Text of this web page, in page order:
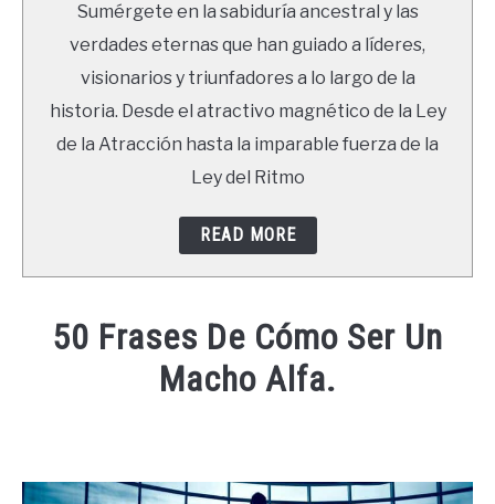
NEWSLETTER
Sumérgete en la sabiduría ancestral y las
verdades eternas que han guiado a líderes,
visionarios y triunfadores a lo largo de la
historia. Desde el atractivo magnético de la Ley
de la Atracción hasta la imparable fuerza de la
Ley del Ritmo
READ MORE
50 Frases De Cómo Ser Un
Macho Alfa.